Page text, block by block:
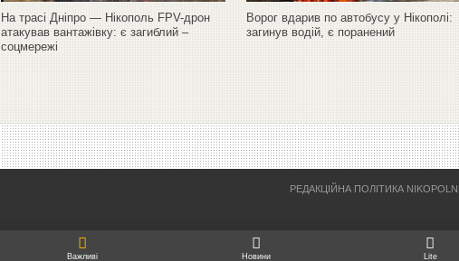
На трасі Дніпро — Нікополь FPV-дрон
атакував вантажівку: є загиблий –
соцмережі
Ворог вдарив по автобусу у Нікополі:
загинув водій, є поранений
РЕДАКЦІЙНА ПОЛІТИКА
Важливі Новини Lite